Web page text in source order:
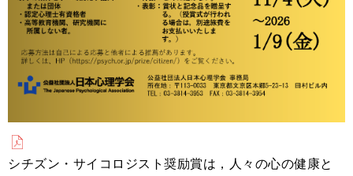
シチズン・サイコロジスト奨励賞は，人々の心の健康と